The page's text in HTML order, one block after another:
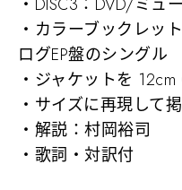
・カラーブックレッ
ログEP盤のシングル
・ジャケットを
・サイズに再現して
・解説：村岡裕司
・歌詞・対訳付